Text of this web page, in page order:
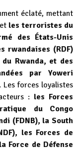
éclaté, mettant
et les terroristes du
des États-Unis
rwandaises (RDF)
Rwanda, et des
par Yoweri
. Les forces loyalistes
: les Forces
du Congo
(FDNB), la South
les Forces de
Force de Défense